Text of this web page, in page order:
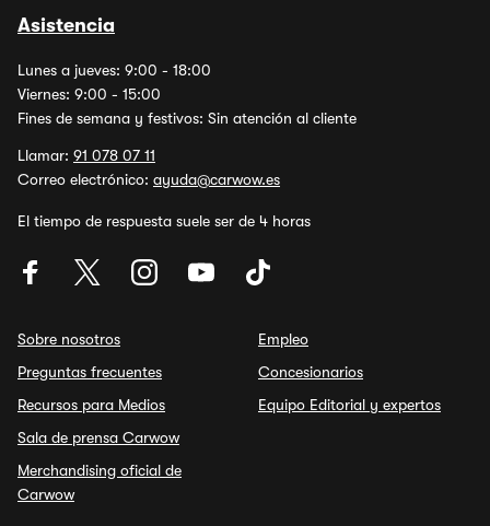
Asistencia
Lunes a jueves: 9:00 - 18:00
Viernes: 9:00 - 15:00
Fines de semana y festivos: Sin atención al cliente
Llamar: 91 078 07 11
Correo electrónico: ayuda@carwow.es
El tiempo de respuesta suele ser de 4 horas
Sobre nosotros
Preguntas frecuentes
Recursos para Medios
Sala de prensa Carwow
Merchandising oficial de
Carwow
Empleo
Concesionarios
Equipo Editorial y expertos